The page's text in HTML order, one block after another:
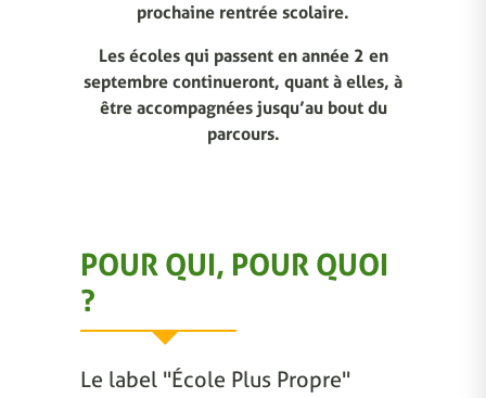
prochaine rentrée scolaire.
Les écoles qui passent en année 2 en
septembre continueront, quant à elles, à
être accompagnées jusqu’au bout du
parcours.
POUR QUI, POUR QUOI
?
Le label "École Plus Propre"